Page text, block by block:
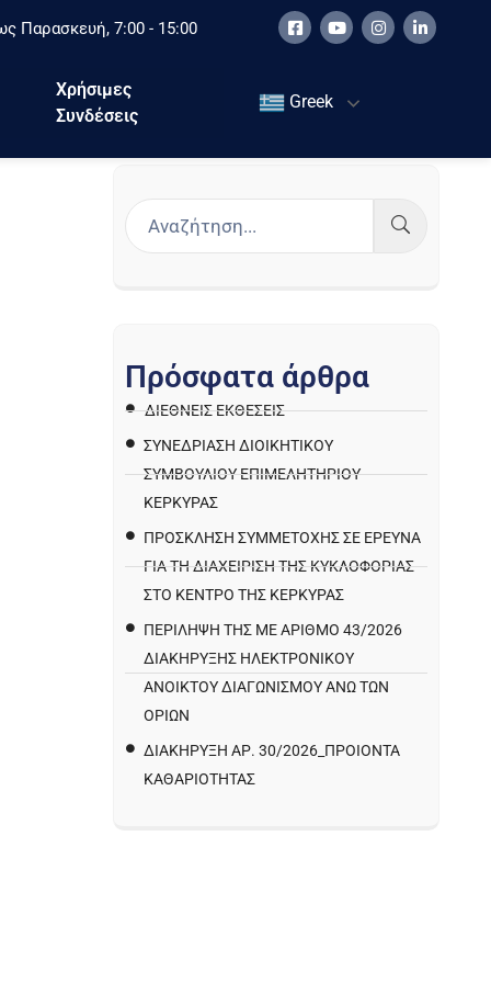
Παρασκευή, 7:00 - 15:00
Χρήσιμες
Συνδέσεις
Greek
Πρόσφατα άρθρα
ΔΙΕΘΝΕΙΣ ΕΚΘΕΣΕΙΣ
ΣΥΝΕΔΡΙΑΣΗ ΔΙΟΙΚΗΤΙΚΟΥ
ΣΥΜΒΟΥΛΙΟΥ ΕΠΙΜΕΛΗΤΗΡΙΟΥ
ΚΕΡΚΥΡΑΣ
ΠΡΌΣΚΛΗΣΗ ΣΥΜΜΕΤΟΧΉΣ ΣΕ ΈΡΕΥΝΑ
ΓΙΑ ΤΗ ΔΙΑΧΕΊΡΙΣΗ ΤΗΣ ΚΥΚΛΟΦΟΡΊΑΣ
ΣΤΟ ΚΈΝΤΡΟ ΤΗΣ ΚΈΡΚΥΡΑΣ
ΠΕΡΙΛΗΨΗ ΤΗΣ ΜΕ ΑΡΙΘΜΟ 43/2026
ΔΙΑΚΗΡΥΞΗΣ ΗΛΕΚΤΡΟΝΙΚΟΥ
ΑΝΟΙΚΤΟΥ ΔΙΑΓΩΝΙΣΜΟΥ ΑΝΩ ΤΩΝ
ΟΡΙΩΝ
ΔΙΑΚΉΡΥΞΗ ΑΡ. 30/2026_ΠΡΟΙΌΝΤΑ
ΚΑΘΑΡΙΌΤΗΤΑΣ